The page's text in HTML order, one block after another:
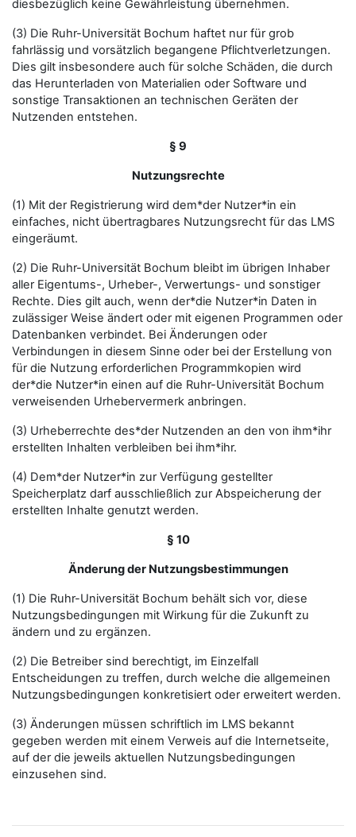
diesbezüglich keine Gewährleistung übernehmen.
(3) Die Ruhr-Universität Bochum haftet nur für grob
fahrlässig und vorsätzlich begangene Pflichtverletzungen.
Dies gilt insbesondere auch für solche Schäden, die durch
das Herunterladen von Materialien oder Software und
sonstige Transaktionen an technischen Geräten der
Nutzenden entstehen.
§ 9
Nutzungsrechte
(1) Mit der Registrierung wird dem*der Nutzer*in ein
einfaches, nicht übertragbares Nutzungsrecht für das LMS
eingeräumt.
(2) Die Ruhr-Universität Bochum bleibt im übrigen Inhaber
aller Eigentums-, Urheber-, Verwertungs- und sonstiger
Rechte. Dies gilt auch, wenn der*die Nutzer*in Daten in
zulässiger Weise ändert oder mit eigenen Programmen oder
Datenbanken verbindet. Bei Änderungen oder
Verbindungen in diesem Sinne oder bei der Erstellung von
für die Nutzung erforderlichen Programmkopien wird
der*die Nutzer*in einen auf die Ruhr-Universität Bochum
verweisenden Urhebervermerk anbringen.
(3) Urheberrechte des*der Nutzenden an den von ihm*ihr
erstellten Inhalten verbleiben bei ihm*ihr.
(4) Dem*der Nutzer*in zur Verfügung gestellter
Speicherplatz darf ausschließlich zur Abspeicherung der
erstellten Inhalte genutzt werden.
§ 10
Änderung der Nutzungsbestimmungen
(1) Die Ruhr-Universität Bochum behält sich vor, diese
Nutzungsbedingungen mit Wirkung für die Zukunft zu
ändern und zu ergänzen.
(2) Die Betreiber sind berechtigt, im Einzelfall
Entscheidungen zu treffen, durch welche die allgemeinen
Nutzungsbedingungen konkretisiert oder erweitert werden.
(3) Änderungen müssen schriftlich im LMS bekannt
gegeben werden mit einem Verweis auf die Internetseite,
auf der die jeweils aktuellen Nutzungsbedingungen
einzusehen sind.